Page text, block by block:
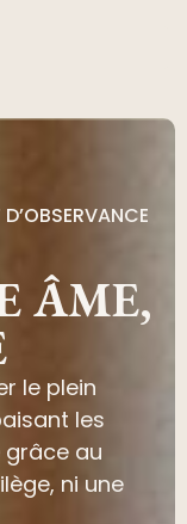
ÂME,
le plein
les
grâce au
ni une